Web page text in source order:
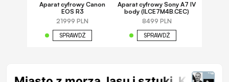
Aparat cyfrowy Canon
EOS R3
21999 PLN
SPRAWDŹ
Aparat cyfrowy Sony A7 IV
body (ILCE7M4B.CEC)
8499 PLN
SPRAWDŹ